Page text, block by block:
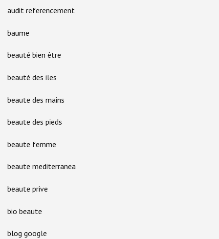
audit referencement
baume
beauté bien être
beauté des iles
beaute des mains
beaute des pieds
beaute femme
beaute mediterranea
beaute prive
bio beaute
blog google